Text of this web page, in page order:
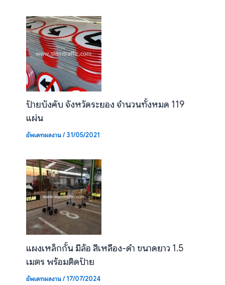
ป้ายบังคับ จังหวัดระยอง จำนวนทั้งหมด 119
แผ่น
อัพเดทผลงาน/31/05/2021
แผงเหล็กกั้น มีล้อ สีเหลือง-ดำ ขนาดยาว 1.5
เมตร พร้อมติดป้าย
อัพเดทผลงาน/17/07/2024